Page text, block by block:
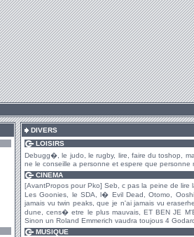
DIVERS
LOISIRS
Debugg�, le judo, le rugby, lire, faire du toshop,
ne le conseille a personne et espere que personne
CINEMA
[AvantPropos pour Pko] Seb, c pas la peine de lire
Les Goonies, le SDA, l� Evil Dead, Otomo,
jamais vu twin peaks, que je n'ai jamais vu
dune, cens� etre le plus mauvais, ET BEN JE
Sinon un Roland Emmerich vaudra toujous 4
MUSIQUE